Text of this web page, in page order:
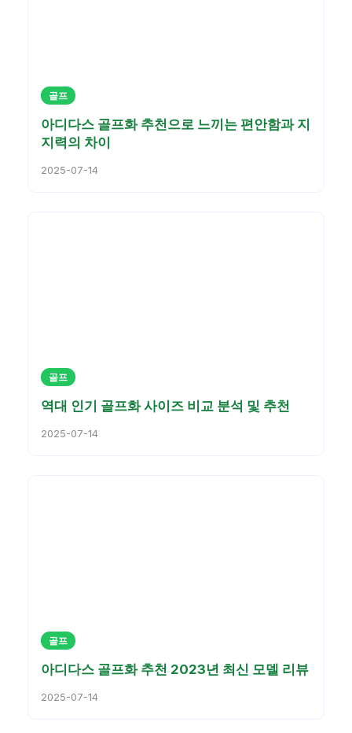
골프
아디다스 골프화 추천으로 느끼는 편안함과 지
지력의 차이
2025-07-14
골프
역대 인기 골프화 사이즈 비교 분석 및 추천
2025-07-14
골프
아디다스 골프화 추천 2023년 최신 모델 리뷰
2025-07-14